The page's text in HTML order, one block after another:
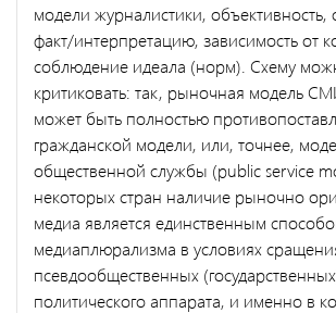
модели журналистики, объективность,
факт/интерпретацию, зависимость от
соблюдение идеала (норм). Схему
критиковать: так, рыночная модель
может быть полностью
гражданской модели, или, точнее,
общественной службы (public service
некоторых стран наличие рыночно
медиа является единственным
медиаплюрализма в условиях
псевдообщественных
политического аппарата, и именно в